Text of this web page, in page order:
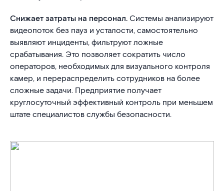
Снижает затраты на персонал.Системы анализируют
видеопоток без пауз и усталости, самостоятельно
выявляют инциденты, фильтруют ложные
срабатывания. Это позволяет сократить число
операторов, необходимых для визуального контроля
камер, и перераспределить сотрудников на более
сложные задачи. Предприятие получает
круглосуточный эффективный контроль при меньшем
штате специалистов службы безопасности.